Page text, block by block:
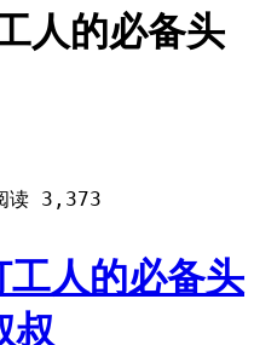
人的必备头
读 3,373